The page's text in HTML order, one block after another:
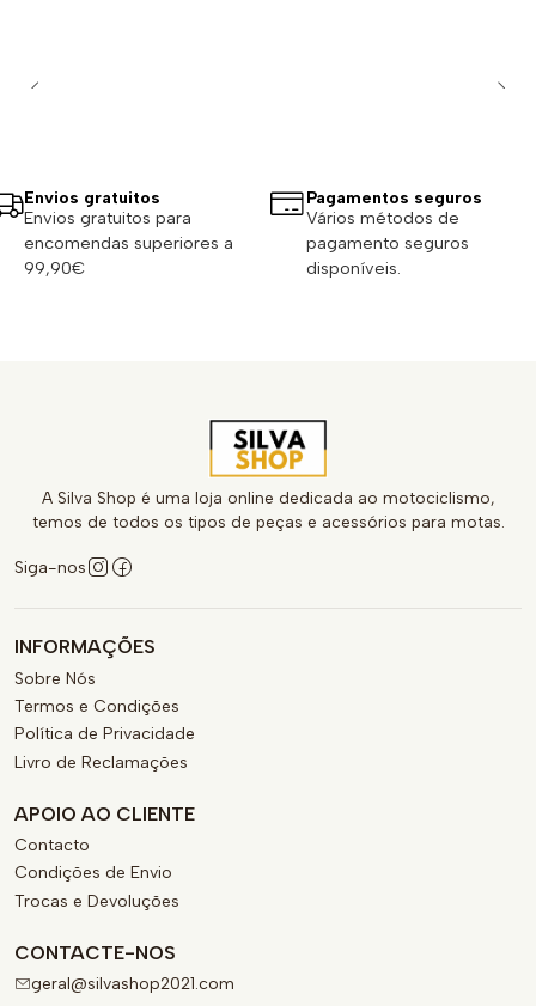
Envios gratuitos
Envios gratuitos para
encomendas superiores a
99,90€
Pagamentos seguros
Vários métodos de
pagamento seguros
disponíveis.
A Silva Shop é uma loja online dedicada ao motociclismo,
temos de todos os tipos de peças e acessórios para motas.
Siga-nos
INFORMAÇÕES
Sobre Nós
Termos e Condições
Política de Privacidade
Livro de Reclamações
APOIO AO CLIENTE
Contacto
Condições de Envio
Trocas e Devoluções
CONTACTE-NOS
geral@silvashop2021.com